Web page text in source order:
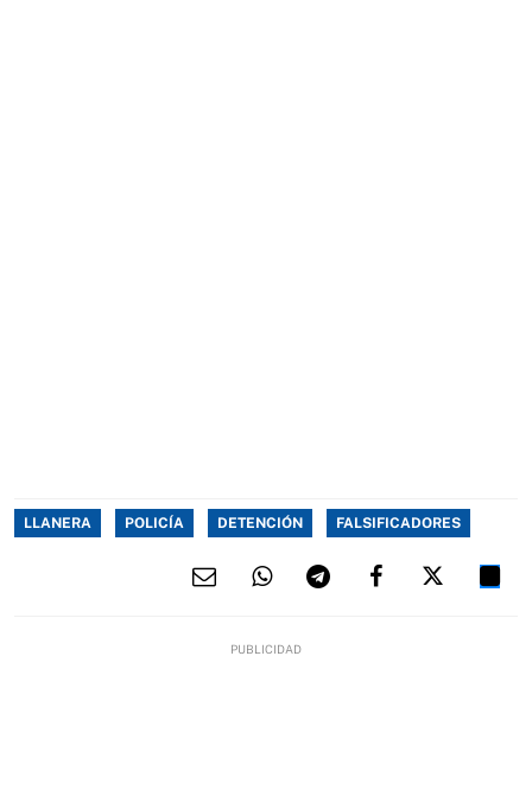
LLANERA POLICÍA DETENCIÓN FALSIFICADORES